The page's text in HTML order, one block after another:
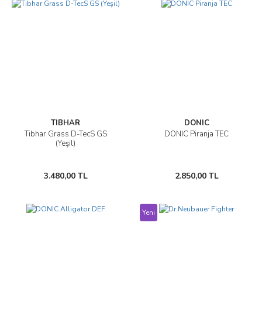
TIBHAR
Tibhar Grass D-TecS GS
(Yeşil)
3.480,00 TL
DONIC
DONIC Piranja TEC
2.850,00 TL
Yeni